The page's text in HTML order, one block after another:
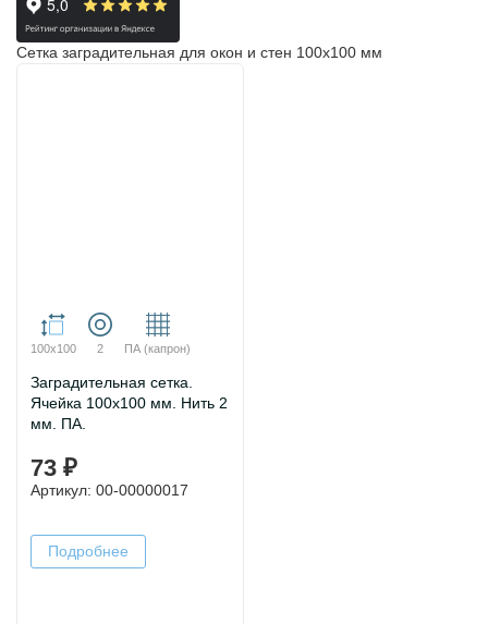
Сетка заградительная для окон и стен 100х100 мм
100х100 2 ПА (капрон)
Заградительная сетка.
Ячейка 100х100 мм. Нить 2
мм. ПА.
73 ₽
Артикул: 00-00000017
Подробнее